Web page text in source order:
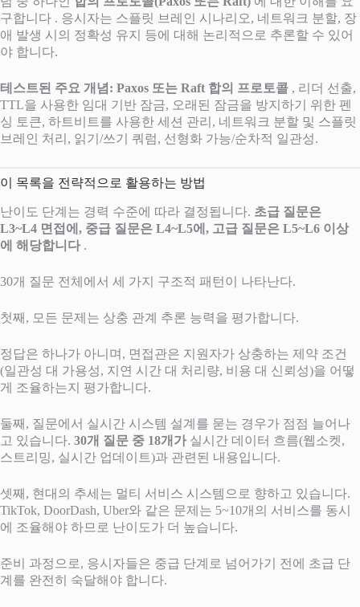
구합니다 . 응시자는 스플릿 브레인 시나리오, 네트워크 분할, 장
애 발생 시의 정확성 유지 등에 대해 논리적으로 추론할 수 있어
야 합니다.
테스트된 주요 개념: Paxos 또는 Raft 합의 프로토콜 , 리더 선출,
TTL을 사용한 임대 기반 잠금, 오래된 잠금을 방지하기 위한 펜
싱 토큰, 하트비트를 사용한 세션 관리, 네트워크 분할 및 스플릿
브레인 처리, 읽기/쓰기 쿼럼, 선형화 가능/순차적 일관성.
이 목록을 전략적으로 활용하는 방법
난이도 단계는 경력 수준에 따라 결정됩니다. 초급 질문은
L3~L4 면접에, 중급 질문은 L4~L5에, 고급 질문은 L5~L6 이상
에 해당합니다.
30개 질문 전체에서 세 가지 구조적 패턴이 나타난다.
첫째, 모든 문제는 상충 관계 추론 능력을 평가합니다.
정답은 하나가 아니며, 면접관은 지원자가 상충하는 제약 조건
(일관성 대 가용성, 지연 시간 대 처리량, 비용 대 신뢰성)을 어떻
게 조율하는지 평가합니다.
둘째, 질문에서 실시간 시스템 설계를 묻는 경우가 점점 늘어나
고 있습니다. 30개 질문 중 18개가실시간 데이터 흐름(웹소켓,
스트리밍, 실시간 업데이트)과 관련된 내용입니다.
셋째, 현대의 추세는 멀티 서비스 시스템으로 향하고 있습니다.
TikTok, DoorDash, Uber와 같은 문제는 5~10개의 서비스를 동시
에 조율해야 하므로 난이도가 더 높습니다.
준비 과정으로, 응시자들은 중급 단계로 넘어가기 전에 초급 단
계를 완전히 숙달해야 합니다.